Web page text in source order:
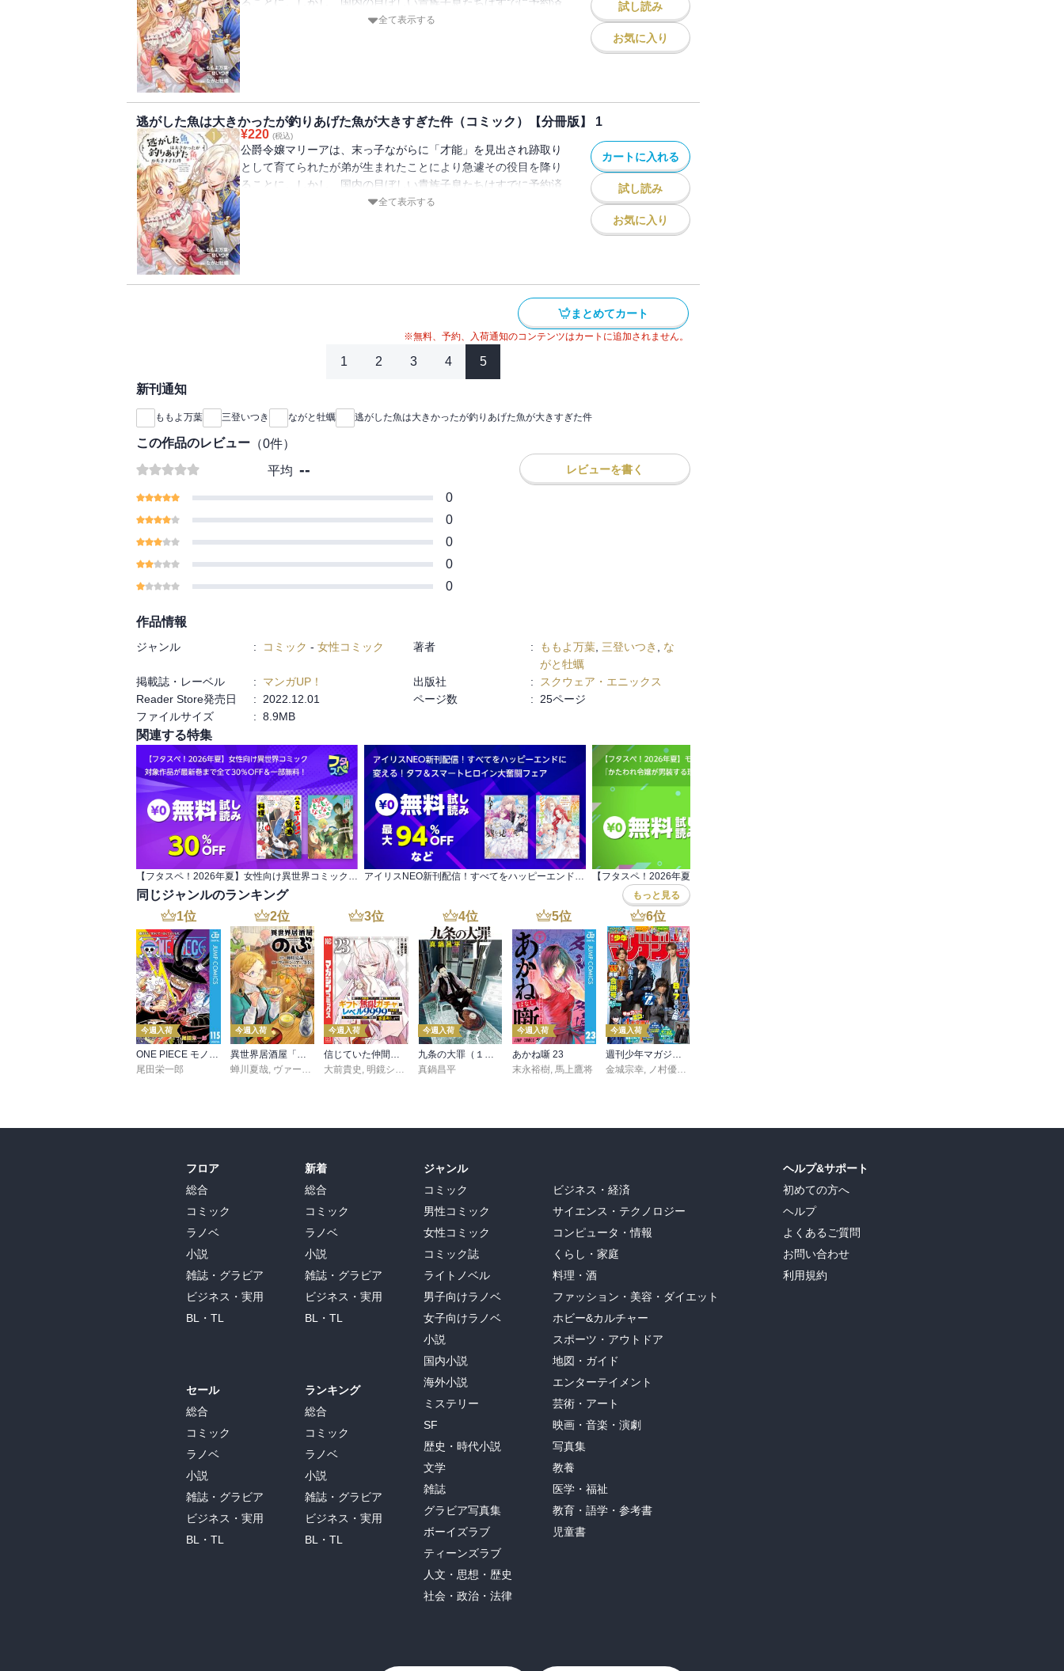
み。このままでは完全に行き遅れてしまう！そこで遠縁の親戚・
魚が大きすぎた件（コミック）」を1話ごとに分冊したもので
す。※分冊版話数と収録話数が異なります。あらかじめご了承く
ださい。
全て表示する
試し読み
お気に入り
逃がした魚は大きかったが釣りあげた魚が大きすぎた件（コミック）【分冊版】 1
¥220 (税込)
公爵令嬢マリーアは、末っ子ながらに「才能」を見出され跡取り
として育てられたが弟が生まれたことにより急遽その役目を降り
ることに。しかし、国内の目ぼしい貴族子息たちはすでに予約済
み。このままでは完全に行き遅れてしまう！そこで遠縁の親戚・
魚が大きすぎた件（コミック）」を1話ごとに分冊したもので
全て表示する
カートに入れる
試し読み
お気に入り
まとめてカート
※無料、予約、入荷通知のコンテンツはカートに追加されません。
1 2 3 4 5
新刊通知
ももよ万葉 三登いつき ながと牡蠣 逃がした魚は大きかったが釣りあげた魚が大きすぎた件
この作品のレビュー （0件）
平均 -- レビューを書く
0
0
0
0
0
作品情報
ジャンル : コミック - 女性コミック 著者 : ももよ万葉 三登いつき
な
がと牡蠣
掲載誌・レーベル
: マンガUP！ 出版社 :
スクウェア・エニックス
Reader Store発売日
: 2022.12.01 ページ数 :
25ページ
ファイルサイズ
: 8.9MB
関連する特集
同じジャンルのランキング もっと見る
1位
今週入荷
ONE PIECE モノクロ版 115
尾田栄一郎
2位
今週入荷
異世界居酒屋「のぶ」(22)
蝉川夏哉, ヴァージニア二等兵 ,転
3位
今週入荷
信じていた仲間達にダンジョン奥地で殺されかけたがギフト『無限ガチャ』でレベル９９９９の仲間達を手に入れて元パーティーメンバーと世界に復讐＆『ざまぁ！』します！（２３）
大前貴史 ,明鏡シスイ ,ｔｅｆ
4位
今週入荷
九条の大罪（１７）
真鍋昌平
5位
今週入荷
あかね噺 23
末永裕樹, 馬上鷹将
6位
今週入荷
週刊少年マガジン 2026年36・37号[2026年8月5日発売]
金城宗幸, ノ村優介
フロア
総合
コミック
ラノベ
小説
雑誌・グラビア
ビジネス・実用
BL・TL
セール
総合
コミック
ラノベ
小説
雑誌・グラビア
ビジネス・実用
BL・TL
新着
総合
コミック
ラノベ
小説
雑誌・グラビア
ビジネス・実用
BL・TL
ランキング
総合
コミック
ラノベ
小説
雑誌・グラビア
ビジネス・実用
BL・TL
ジャンル
コミック
男性コミック
女性コミック
コミック誌
ライトノベル
男子向けラノベ
女子向けラノベ
小説
国内小説
海外小説
ミステリー
SF
歴史・時代小説
文学
雑誌
グラビア写真集
ボーイズラブ
ティーンズラブ
人文・思想・歴史
社会・政治・法律
ビジネス・経済
サイエンス・テクノロジー
コンピュータ・情報
くらし・家庭
料理・酒
ファッション・美容・ダイエット
ホビー&カルチャー
スポーツ・アウトドア
地図・ガイド
エンターテイメント
芸術・アート
映画・音楽・演劇
写真集
教養
医学・福祉
教育・語学・参考書
児童書
ヘルプ&サポート
初めての方へ
ヘルプ
よくあるご質問
お問い合わせ
利用規約